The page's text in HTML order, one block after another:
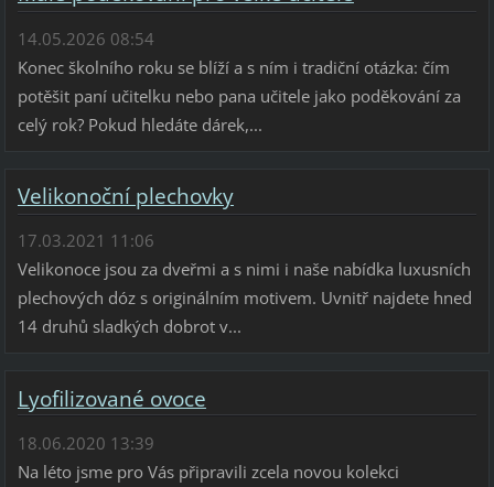
14.05.2026 08:54
Konec školního roku se blíží a s ním i tradiční otázka: čím
potěšit paní učitelku nebo pana učitele jako poděkování za
celý rok? Pokud hledáte dárek,...
Velikonoční plechovky
17.03.2021 11:06
Velikonoce jsou za dveřmi a s nimi i naše nabídka luxusních
plechových dóz s originálním motivem. Uvnitř najdete hned
14 druhů sladkých dobrot v...
Lyofilizované ovoce
18.06.2020 13:39
Na léto jsme pro Vás připravili zcela novou kolekci